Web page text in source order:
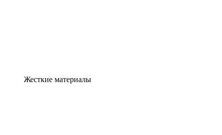
Жесткие материалы